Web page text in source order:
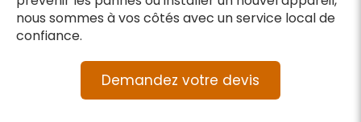
nous sommes à vos côtés avec un service local de
confiance.
Demandez votre devis